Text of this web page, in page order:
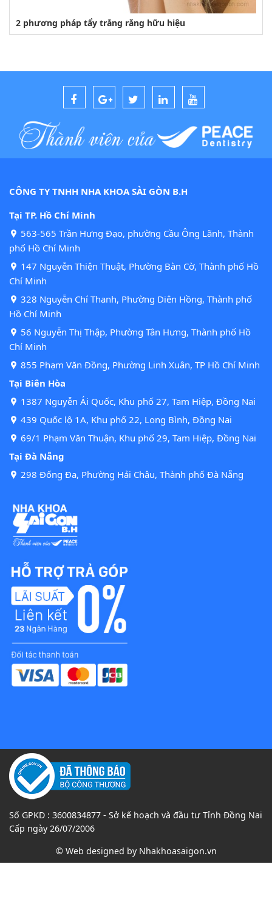
2 phương pháp tẩy trắng răng hữu hiệu
CÔNG TY TNHH NHA KHOA SÀI GÒN B.H
Tại TP. Hồ Chí Minh
563-565 Trần Hưng Đạo, phường Cầu Ông Lãnh, Thành
phố Hồ Chí Minh
147 Nguyễn Thiện Thuật, Phường Bàn Cờ, Thành phố Hồ
Chí Minh
328 Nguyễn Chí Thanh, Phường Diên Hồng, Thành phố
Hồ Chí Minh
56 Nguyễn Thị Thập, Phường Tân Hưng, Thành phố Hồ
Chí Minh
855 Phạm Văn Đồng, Phường Linh Xuân, TP Hồ Chí Minh
Tại Biên Hòa
1387 Nguyễn Ái Quốc, Khu phố 27, Tam Hiệp, Đồng Nai
439 Quốc lộ 1A, Khu phố 22, Long Bình, Đồng Nai
69/1 Phạm Văn Thuận, Khu phố 29, Tam Hiệp, Đồng Nai
Tại Đà Nẵng
298 Đống Đa, Phường Hải Châu, Thành phố Đà Nẵng
Số GPKD : 3600834877 - Sở kế hoạch và đầu tư Tỉnh Đồng Nai
Cấp ngày 26/07/2006
© Web designed by Nhakhoasaigon.vn